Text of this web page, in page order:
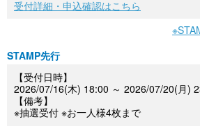
受付詳細・申込確認はこちら
STAMP先行
【受付日時】
2026/07/16(木) 18:00 ～ 2026/07/20(月)
【備考】
※抽選受付 ※お一人様4枚まで